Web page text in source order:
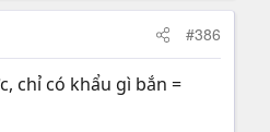
#386
chỉ có khẩu gì bắn =